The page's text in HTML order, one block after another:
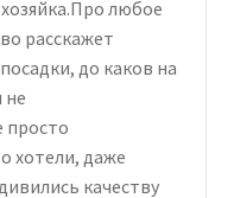
любое
расскажет
до каков на
не
просто
хотели, даже
качеству